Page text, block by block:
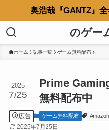
奥浩哉『GANTZ』
のゲー
ホーム 記事一覧 ゲーム無料配布
Prime
無料配布中
2025
7/25
広告 ゲーム無料配布
2025年7月25日